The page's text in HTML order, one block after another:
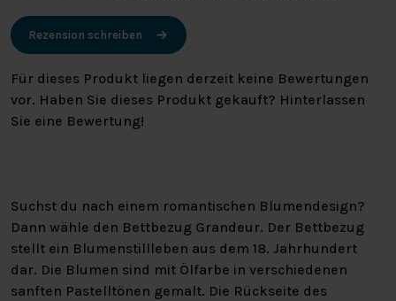
Rezension schreiben
Für dieses Produkt liegen derzeit keine Bewertungen
vor. Haben Sie dieses Produkt gekauft? Hinterlassen
Sie eine Bewertung!
Suchst du nach einem romantischen Blumendesign?
Dann wähle den Bettbezug Grandeur. Der Bettbezug
stellt ein Blumenstillleben aus dem 18. Jahrhundert
dar. Die Blumen sind mit Ölfarbe in verschiedenen
sanften Pastelltönen gemalt. Die Rückseite des